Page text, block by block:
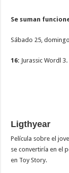
Se suman
Sábado 25,
16: Jurassic Wordl
Ligthyear
Película sobre el
se convertiría en el
en Toy Story.